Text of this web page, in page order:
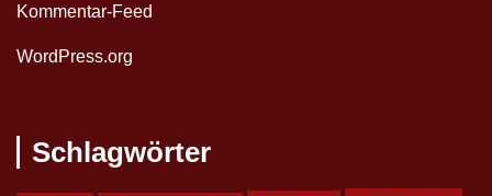
Kommentar-Feed
WordPress.org
Schlagwörter